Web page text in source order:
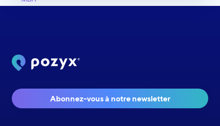
Abonnez-vous à notre newsletter